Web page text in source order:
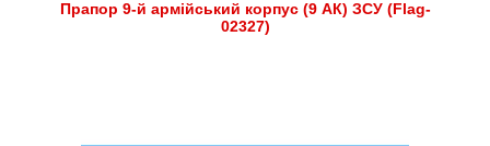
Прапор 9-й армійський корпус (9 АК) ЗСУ (Flag-
02327)